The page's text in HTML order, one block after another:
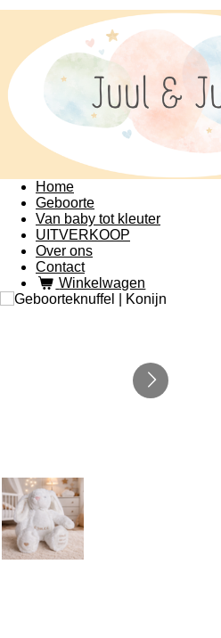
Home
Geboorte
Van baby tot kleuter
UITVERKOOP
Over ons
Contact
Winkelwagen